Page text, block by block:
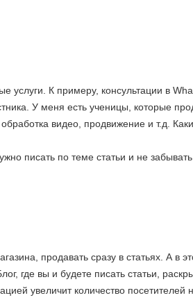
К примеру, консультации в
У меня есть ученицы, которые
видео, продвижение и т.д.
писать по теме статьи и не забывать
продавать сразу в статьях. А в
где вы и будете писать статьи,
увеличит количество